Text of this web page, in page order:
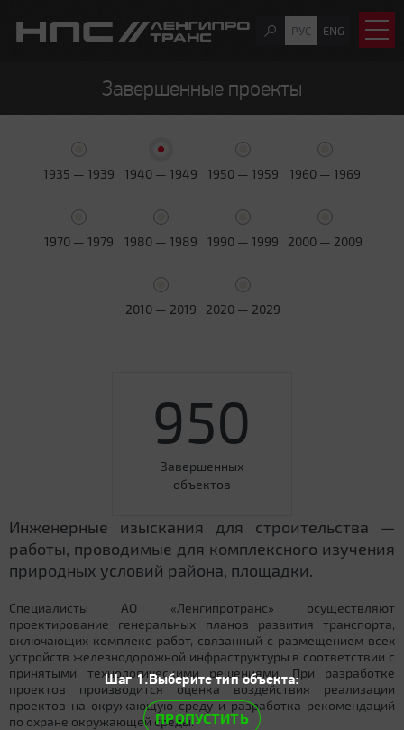
РУС ENG
Завершенные проекты
1935 — 1939 1940 — 1949 1950 — 1959 1960 — 1969
1970 — 1979 1980 — 1989 1990 — 1999 2000 — 2009
2010 — 2019 2020 — 2029
950
Завершенных
объектов
Инженерные изыскания для строительства —
работы, проводимые для комплексного изучения
природных условий района, площадки.
Специалисты АО «Ленгипротранс» осуществляют
проектирование генеральных планов развития транспорта,
включающих комплекс работ, связанный с размещением всех
устройств железнодорожной инфраструктуры в соответствии с
принятыми технологическими решениями. При разработке
проектов производится оценка воздействия реализации
проектов на окружающую среду и разработка рекомендаций
по охране окружающей среды.
Шаг 1.Выберите тип объекта:
ПРОПУСТИТЬ